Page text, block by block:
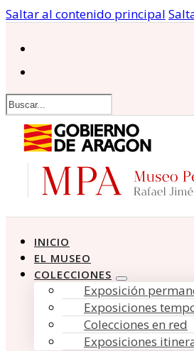
Saltar al contenido principal
Buscar
INICIO
EL MUSEO
COLECCIONES
Exposición
Exposiciones
Colecciones en red
Exposiciones